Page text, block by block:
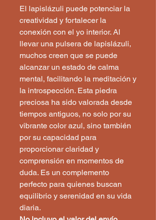
El lapislázuli puede potenciar la
creatividad y fortalecer la
conexión con el yo interior. Al
llevar una pulsera de lapislázuli,
muchos creen que se puede
alcanzar un estado de calma
mental, facilitando la meditación y
la introspección. Esta piedra
preciosa ha sido valorada desde
tiempos antiguos, no solo por su
vibrante color azul, sino también
por su capacidad para
proporcionar claridad y
comprensión en momentos de
duda. Es un complemento
perfecto para quienes buscan
equilibrio y serenidad en su vida
diaria.